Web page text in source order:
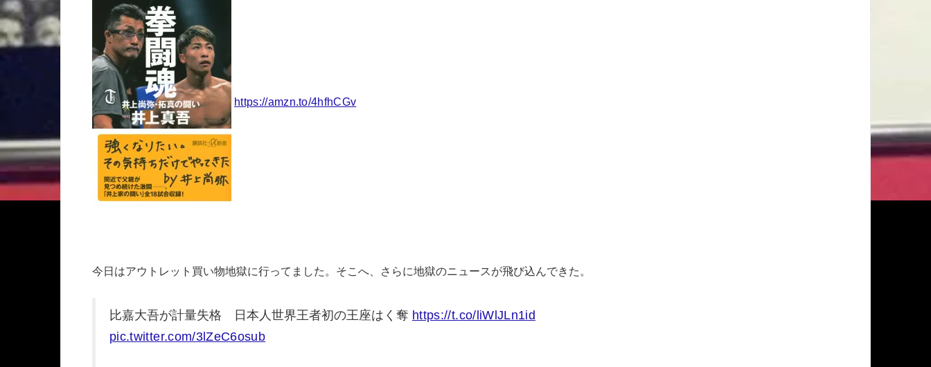
https://amzn.to/4hfhCGv
今日はアウトレット買い物地獄に行ってました。そこへ、さらに地獄のニュースが飛び込んできた。
比嘉大吾が計量失格 日本人世界王者初の王座はく奪 https://t.co/liWlJLn1id
pic.twitter.com/3lZeC6osub